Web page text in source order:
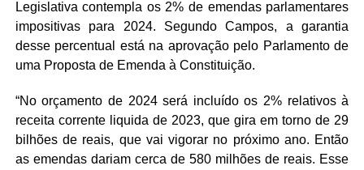
Legislativa contempla os 2% de emendas parlamentares
impositivas para 2024. Segundo Campos, a garantia
desse percentual está na aprovação pelo Parlamento de
uma Proposta de Emenda à Constituição.
“No orçamento de 2024 será incluído os 2% relativos à
receita corrente liquida de 2023, que gira em torno de 29
bilhões de reais, que vai vigorar no próximo ano. Então
as emendas dariam cerca de 580 milhões de reais. Esse